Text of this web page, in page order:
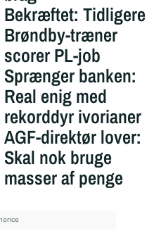
Bekræftet: Tidligere
Brøndby-træner
scorer PL-job
Sprænger banken:
Real enig med
rekorddyr ivorianer
AGF-direktør lover:
Skal nok bruge
masser af penge